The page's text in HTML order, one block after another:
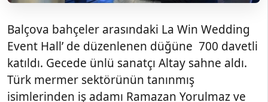
Balçova bahçeler arasındaki La Win Wedding
Event Hall’ de düzenlenen düğüne 700 davetli
katıldı. Gecede ünlü sanatçı Altay sahne aldı.
Türk mermer sektörünün tanınmış
isimlerinden iş adamı Ramazan Yorulmaz ve